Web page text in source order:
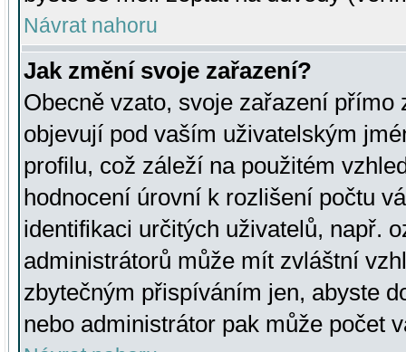
Návrat nahoru
Jak změní svoje zařazení?
Obecně vzato, svoje zařazení přímo
objevují pod vaším uživatelským
profilu, což záleží na použitém
hodnocení úrovní k rozlišení počtu
identifikaci určitých uživatelů, např.
administrátorů může mít zvláštní
zbytečným přispíváním jen, abyste
nebo administrátor pak může počet